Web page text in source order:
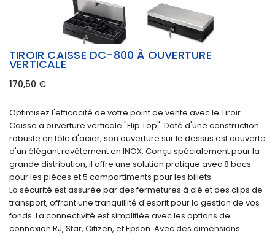
TIROIR CAISSE DC-800 À OUVERTURE
VERTICALE
170,50 €
Optimisez l'efficacité de votre point de vente avec le Tiroir
Caisse à ouverture verticale "Flip Top". Doté d'une construction
robuste en tôle d'acier, son ouverture sur le dessus est couverte
d'un élégant revêtement en INOX. Conçu spécialement pour la
grande distribution, il offre une solution pratique avec 8 bacs
pour les pièces et 5 compartiments pour les billets.
La sécurité est assurée par des fermetures à clé et des clips de
transport, offrant une tranquillité d'esprit pour la gestion de vos
fonds. La connectivité est simplifiée avec les options de
connexion RJ, Star, Citizen, et Epson. Avec des dimensions